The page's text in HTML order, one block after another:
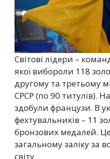
Світові лідери –
якої вибороли 118
другому та третьому
СРСР (по 90 титулів).
здобули французи. В
фехтувальників – 11
бронзових медалей.
загальному заліку за
світу.